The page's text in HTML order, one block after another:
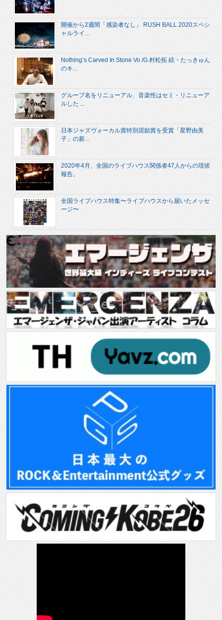
開催から2週間「感染者なし」 RUSH BALL 2020スペシ
ャルライ...
Nothing’s Carved In Stone Vo./G.村松拓 続・たっきゅん
のキ...
グループ名をリニューアル、音楽性はセミ・リニューア
ルした ...
日本ジャズヴォーカル賞特別奨励賞を受賞「星野由美
子」の新...
2020年4月、全国のライブハウス関係者47人からの現状
報告。
全国ライブハウス特集〜ライブハウスから届いたメッセ
ージ〜